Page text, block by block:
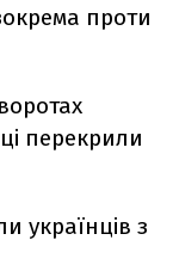
проти
перекрили
українців з